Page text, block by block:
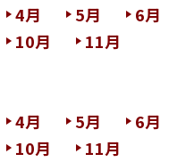
4月 5月
6月
10月
11月
4月 5月
6月
10月
11月